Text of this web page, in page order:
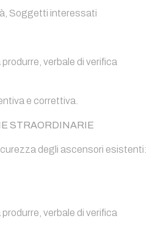
Soggetti interessati
verbale di verifica
e correttiva.
STRAORDINARIE
degli ascensori esistenti:
verbale di verifica